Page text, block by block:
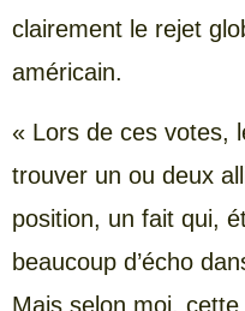
clairement le rejet
américain.
« Lors de ces votes,
trouver un ou deux
position, un fait qui,
beaucoup d’écho
Mais selon moi,